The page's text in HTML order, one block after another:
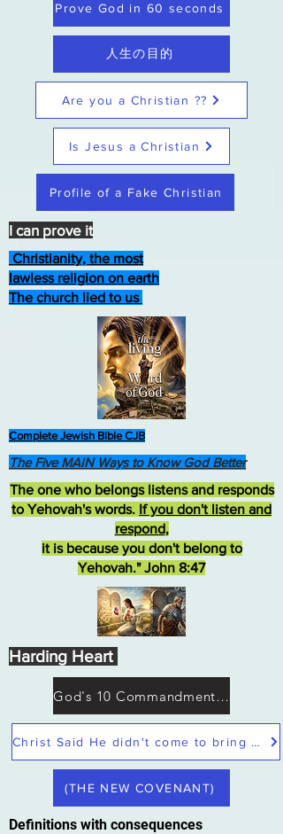
Prove God in 60 seconds
人生の目的
Are you a Christian ??
Is Jesus a Christian
Profile of a Fake Christian
Christianity, the most
lawless religion on earth
The church lied to us
Christ Said He didn't come to bring peace but a sword
Complete Jewish Bible CJB
God's 10 Commandments not Moses
Definitions with consequences
The one who belongs listens and responds
to Yehovah's words. If you don't listen and
respond,
it is because you don't belong to
Yehovah." John 8:47
(THE NEW COVENANT)
The Five MAIN Ways to Know God Better
Harding Heart
I can prove it